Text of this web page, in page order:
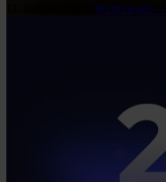
Weiterlesen →